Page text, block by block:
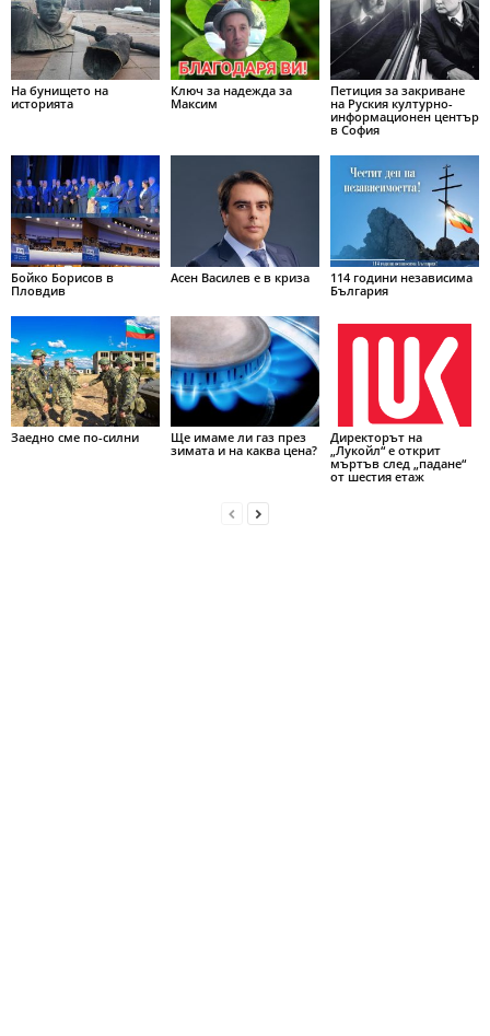
На бунището на
историята
Ключ за надежда за
Максим
Петиция за закриване
на Руския културно-
информационен център
в София
Бойко Борисов в
Пловдив
Асен Василев е в криза
114 години независима
България
Заедно сме по-силни
Ще имаме ли газ през
зимата и на каква цена?
Директорът на
„Лукойл“ е открит
мъртъв след „падане“
от шестия етаж